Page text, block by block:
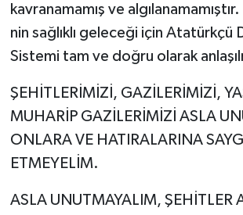
kavranamamış ve
nin sağlıklı geleceği için Atatürkçü
Sistemi tam ve doğru olarak
ŞEHİTLERİMİZİ, GAZİLERİMİZİ,
MUHARİP GAZİLERİMİZİ ASLA
ONLARA VE HATIRALARINA
ETMEYELİM.
ASLA UNUTMAYALIM, ŞEHİTLER